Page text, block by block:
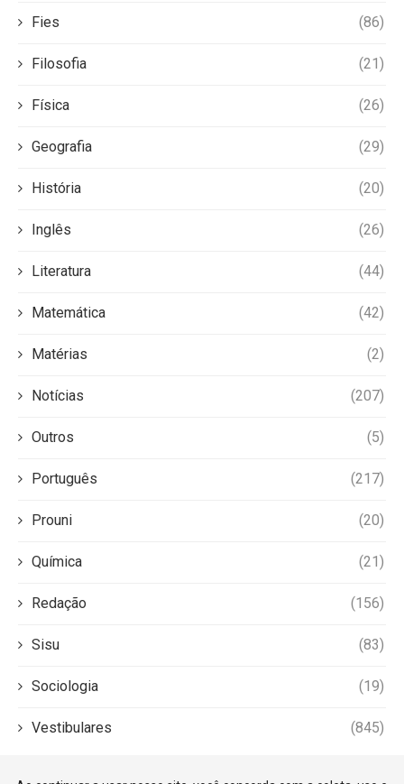
Fies (86)
Filosofia (21)
Física (26)
Geografia (29)
História (20)
Inglês (26)
Literatura (44)
Matemática (42)
Matérias (2)
Notícias (207)
Outros (5)
Português (217)
Prouni (20)
Química (21)
Redação (156)
Sisu (83)
Sociologia (19)
Vestibulares (845)